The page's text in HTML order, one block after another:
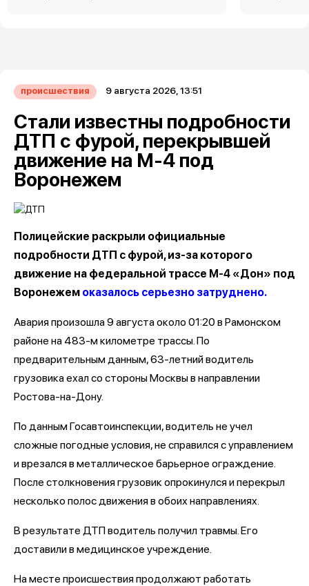
происшествия 9 августа 2026, 13:51
Стали известны подробности
ДТП с фурой, перекрывшей
движение на М-4 под
Воронежем
Полицейские раскрыли официальные
подробности ДТП с фурой, из-за которого
движение на федеральной трассе М-4 «Дон» под
Воронежем оказалось серьезно затруднено.
Авария произошла 9 августа около 01:20 в Рамонском
районе на 483-м километре трассы. По
предварительным данным, 63-летний водитель
грузовика ехал со стороны Москвы в направлении
Ростова-на-Дону.
По данным Госавтоинспекции, водитель не учел
сложные погодные условия, не справился с управлением
и врезался в металлическое барьерное ограждение.
После столкновения грузовик опрокинулся и перекрыл
несколько полос движения в обоих направлениях.
В результате ДТП водитель получил травмы. Его
доставили в медицинское учреждение.
На месте происшествия продолжают работать